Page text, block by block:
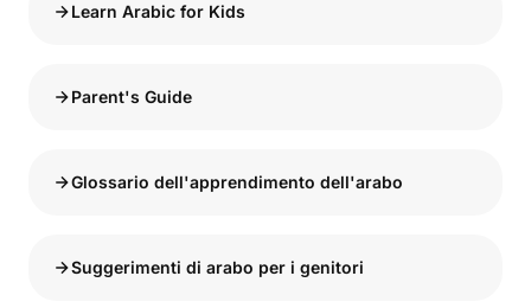
Learn Arabic for Kids
Parent's Guide
Glossario dell'apprendimento dell'arabo
Suggerimenti di arabo per i genitori